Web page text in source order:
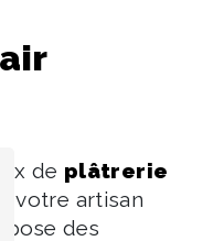
de plâtrerie
, votre artisan
des